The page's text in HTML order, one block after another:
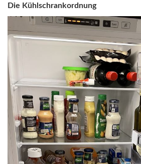
Die Kühlschrankordnung